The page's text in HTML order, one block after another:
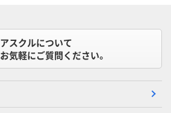
アスクルについて
お気軽にご質問ください。